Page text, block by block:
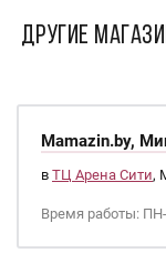
ДРУГИЕ
Mamazin.by,
в ТЦ Арена Сити,
Время работы: